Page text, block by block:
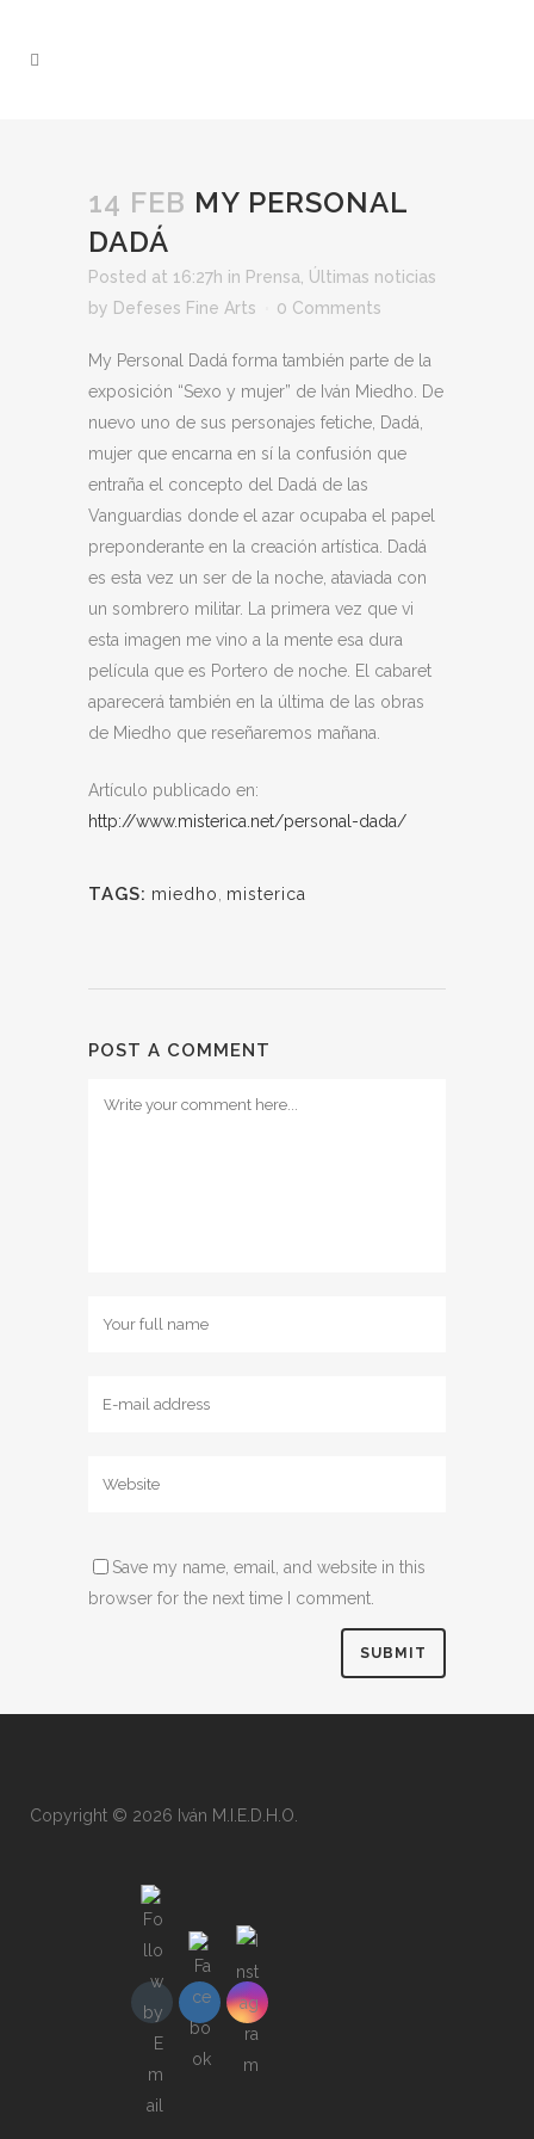
14 FEB MY PERSONAL
DADÁ
Posted at 16:27h in Prensa Últimas noticias
by Defeses Fine Arts 0 Comments
My Personal Dadá forma también parte de la
exposición “Sexo y mujer” de Iván Miedho. De
nuevo uno de sus personajes fetiche, Dadá,
mujer que encarna en sí la confusión que
entraña el concepto del Dadá de las
Vanguardias donde el azar ocupaba el papel
preponderante en la creación artística. Dadá
es esta vez un ser de la noche, ataviada con
un sombrero militar. La primera vez que vi
esta imagen me vino a la mente esa dura
película que es Portero de noche. El cabaret
aparecerá también en la última de las obras
de Miedho que reseñaremos mañana.
Artículo publicado en:
http://www.misterica.net/personal-dada/
TAGS: miedho misterica
POST A COMMENT
Save my name, email, and website in this
browser for the next time I comment.
Copyright © 2026 Iván M.I.E.D.H.O.